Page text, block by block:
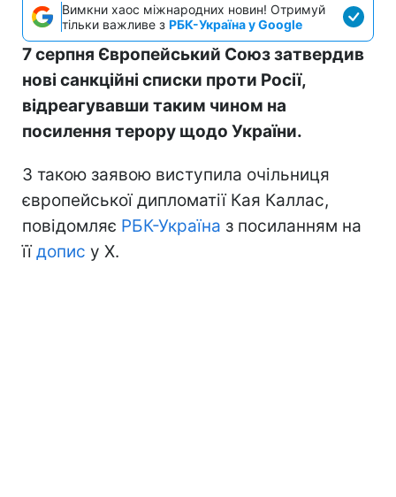
Вимкни хаос міжнародних новин! Отримуй
тільки важливе з РБК-Україна у Google
7 серпня Європейський Союз затвердив
нові санкційні списки проти Росії,
відреагувавши таким чином на
посилення терору щодо України.
З такою заявою виступила очільниця
європейської дипломатії Кая Каллас,
повідомляє РБК-Україна з посиланням на
їїдопис у Х.